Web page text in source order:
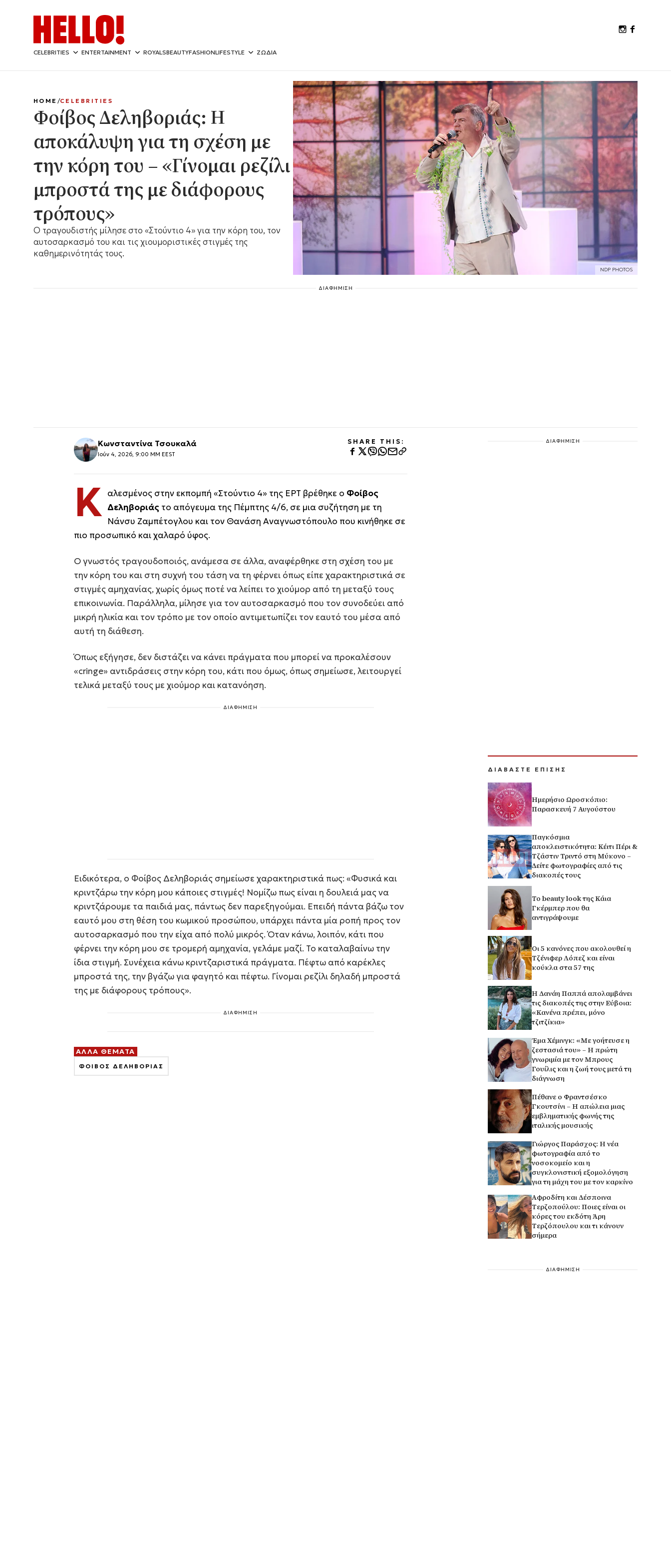
CELEBRITIES ENTERTAINMENT ROYALSBEAUTYFASHIONLIFESTYLE ΖΩΔΙΑ
NDP PHOTOS
HOME CELEBRITIES
Φοίβος Δεληβοριάς: Η
αποκάλυψη για τη σχέση με
την κόρη του – «Γίνομαι ρεζίλι
μπροστά της με διάφορους
τρόπους»
Ο τραγουδιστής μίλησε στο «Στούντιο 4» για την κόρη του, τον
αυτοσαρκασμό του και τις χιουμοριστικές στιγμές της
καθημερινότητάς τους.
ΔΙΑΦΗΜΙΣΗ
Κωνσταντίνα Τσουκαλά
Ιούν 4, 2026, 9:00 ΜΜ EEST
SHARE THIS:
Κ αλεσμένος στην εκπομπή «Στούντιο 4» της ΕΡΤ βρέθηκε ο Φοίβος
Δεληβοριάς το απόγευμα της Πέμπτης 4/6, σε μια συζήτηση με τη
Νάνσυ Ζαμπέτογλου και τον Θανάση Αναγνωστόπουλο που κινήθηκε σε
πιο προσωπικό και χαλαρό ύφος.
Ο γνωστός τραγουδοποιός, ανάμεσα σε άλλα, αναφέρθηκε στη σχέση του με
την κόρη του και στη συχνή του τάση να τη φέρνει όπως είπε χαρακτηριστικά σε
στιγμές αμηχανίας, χωρίς όμως ποτέ να λείπει το χιούμορ από τη μεταξύ τους
επικοινωνία. Παράλληλα, μίλησε για τον αυτοσαρκασμό που τον συνοδεύει από
μικρή ηλικία και τον τρόπο με τον οποίο αντιμετωπίζει τον εαυτό του μέσα από
αυτή τη διάθεση.
Όπως εξήγησε, δεν διστάζει να κάνει πράγματα που μπορεί να προκαλέσουν
«cringe» αντιδράσεις στην κόρη του, κάτι που όμως, όπως σημείωσε, λειτουργεί
τελικά μεταξύ τους με χιούμορ και κατανόηση.
ΔΙΑΦΗΜΙΣΗ
Ειδικότερα, ο Φοίβος Δεληβοριάς σημείωσε χαρακτηριστικά πως: «Φυσικά και
κριντζάρω την κόρη μου κάποιες στιγμές! Νομίζω πως είναι η δουλειά μας να
κριντζάρουμε τα παιδιά μας, πάντως δεν παρεξηγούμαι. Επειδή πάντα βάζω τον
εαυτό μου στη θέση του κωμικού προσώπου, υπάρχει πάντα μία ροπή προς τον
αυτοσαρκασμό που την είχα από πολύ μικρός. Όταν κάνω, λοιπόν, κάτι που
φέρνει την κόρη μου σε τρομερή αμηχανία, γελάμε μαζί. Το καταλαβαίνω την
ίδια στιγμή. Συνέχεια κάνω κριντζαριστικά πράγματα. Πέφτω από καρέκλες
μπροστά της, την βγάζω για φαγητό και πέφτω. Γίνομαι ρεζίλι δηλαδή μπροστά
της με διάφορους τρόπους».
ΔΙΑΦΗΜΙΣΗ
ΑΛΛΑ ΘΕΜΑΤΑ
ΦΟΙΒΟΣ ΔΕΛΗΒΟΡΙΑΣ
ΔΙΑΦΗΜΙΣΗ
ΔΙΑΒΑΣΤΕ ΕΠΙΣΗΣ
Ημερήσιο Ωροσκόπιο:
Παρασκευή 7 Αυγούστου
Παγκόσμια
αποκλειστικότητα: Κέιτι Πέρι &
Τζάστιν Τριντό στη Μύκονο –
Δείτε φωτογραφίες από τις
διακοπές τους
Το beauty look της Κάια
Γκέρμπερ που θα
αντιγράψουμε
Οι 5 κανόνες που ακολουθεί η
Τζένιφερ Λόπεζ και είναι
κούκλα στα 57 της
Η Δανάη Παππά απολαμβάνει
τις διακοπές της στην Εύβοια:
«Κανένα πρέπει, μόνο
τζιτζίκια»
Έμα Χέμινγκ: «Με γοήτευσε η
ζεστασιά του» – Η πρώτη
γνωριμία με τον Μπρους
Γουίλις και η ζωή τους μετά τη
διάγνωση
Πέθανε ο Φραντσέσκο
Γκουτσίνι – Η απώλεια μιας
εμβληματικής φωνής της
ιταλικής μουσικής
Γιώργος Παράσχος: Η νέα
φωτογραφία από το
νοσοκομείο και η
συγκλονιστική εξομολόγηση
για τη μάχη του με τον καρκίνο
Αφροδίτη και Δέσποινα
Τερζοπούλου: Ποιες είναι οι
κόρες του εκδότη Άρη
Τερζόπουλου και τι κάνουν
σήμερα
ΔΙΑΦΗΜΙΣΗ